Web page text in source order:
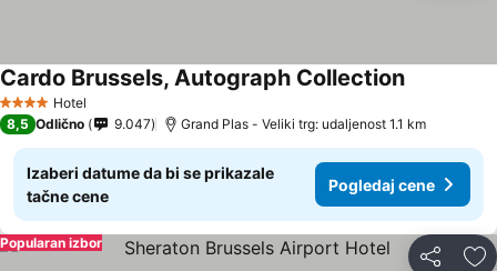
4 ZvezdiceHotel
Cardo Brussels, Autograph CollectionPogledaj
8,5 Odlično 9.047 Grand Plas - Veliki trg: udaljenost 1.1 km
Izaberi datume da bi se prikazale
tačne cene
Pogledaj cene
Deli
Popularan izbor